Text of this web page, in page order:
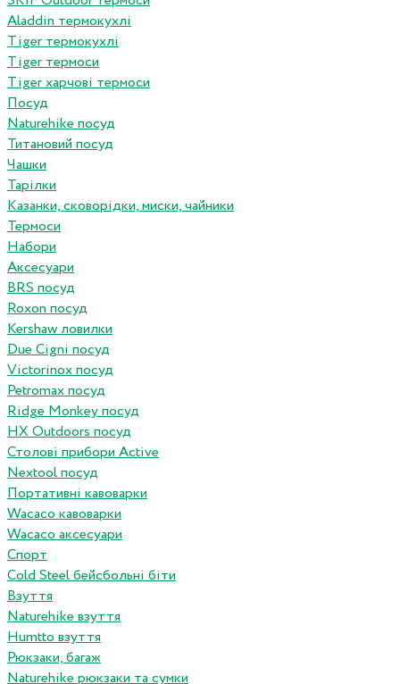
Aladdin термокухлі
Tiger термокухлі
Tiger термоси
Tiger харчові термоси
Посуд
Naturehike посуд
Титановий посуд
Чашки
Тарілки
Казанки, сковорідки, миски, чайники
Термоси
Набори
Аксесуари
BRS посуд
Roxon посуд
Kershaw ловилки
Due Cigni посуд
Victorinox посуд
Petromax посуд
Ridge Monkey посуд
HX Outdoors посуд
Столові прибори Active
Nextool посуд
Портативні кавоварки
Wacaco кавоварки
Wacaco аксесуари
Спорт
Cold Steel бейсбольні біти
Взуття
Naturehike взуття
Humtto взуття
Рюкзаки, багаж
Naturehike рюкзаки та сумки